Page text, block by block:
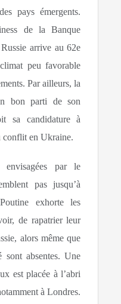
pays émergents.
de la Banque
arrive au 62e
peu favorable
Par ailleurs, la
bon parti de son
sa candidature à
conflit en Ukraine.
par le
pas jusqu’à
exhorte les
de rapatrier leur
alors même que
sont absentes. Une
est placée à l’abri
à Londres.